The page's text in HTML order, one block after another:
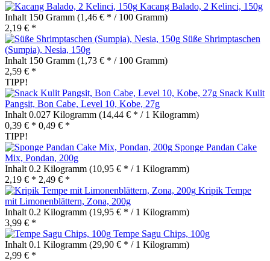
Kacang Balado, 2 Kelinci, 150g
Inhalt 150 Gramm (1,46 € * / 100 Gramm)
2,19 € *
Süße Shrimptaschen
(Sumpia), Nesia, 150g
Inhalt 150 Gramm (1,73 € * / 100 Gramm)
2,59 € *
TIPP!
Snack Kulit
Pangsit, Bon Cabe, Level 10, Kobe, 27g
Inhalt 0.027 Kilogramm (14,44 € * / 1 Kilogramm)
0,39 € * 0,49 € *
TIPP!
Sponge Pandan Cake
Mix, Pondan, 200g
Inhalt 0.2 Kilogramm (10,95 € * / 1 Kilogramm)
2,19 € * 2,49 € *
Kripik Tempe
mit Limonenblättern, Zona, 200g
Inhalt 0.2 Kilogramm (19,95 € * / 1 Kilogramm)
3,99 € *
Tempe Sagu Chips, 100g
Inhalt 0.1 Kilogramm (29,90 € * / 1 Kilogramm)
2,99 € *